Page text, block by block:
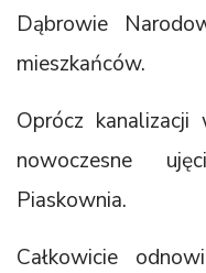
Dąbrowie
mieszkańców.
Oprócz
nowoczesne
Piaskownia.
Całkowicie